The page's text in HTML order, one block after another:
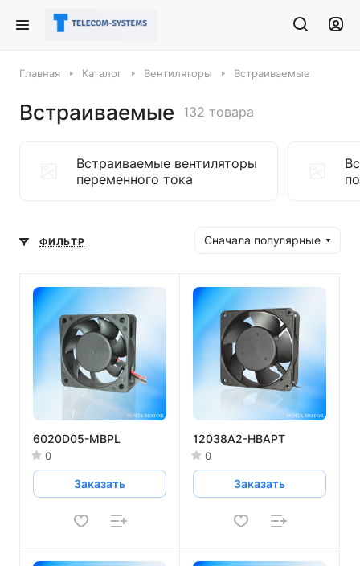
Главная Каталог Вентиляторы Встраиваемые
Встраиваемые 132 товара
Встраиваемые вентиляторы
переменного тока
ФИЛЬТР Сначала популярные
6020D05-MBPL
0
Заказать
12038A2-HBAPT
0
Заказать